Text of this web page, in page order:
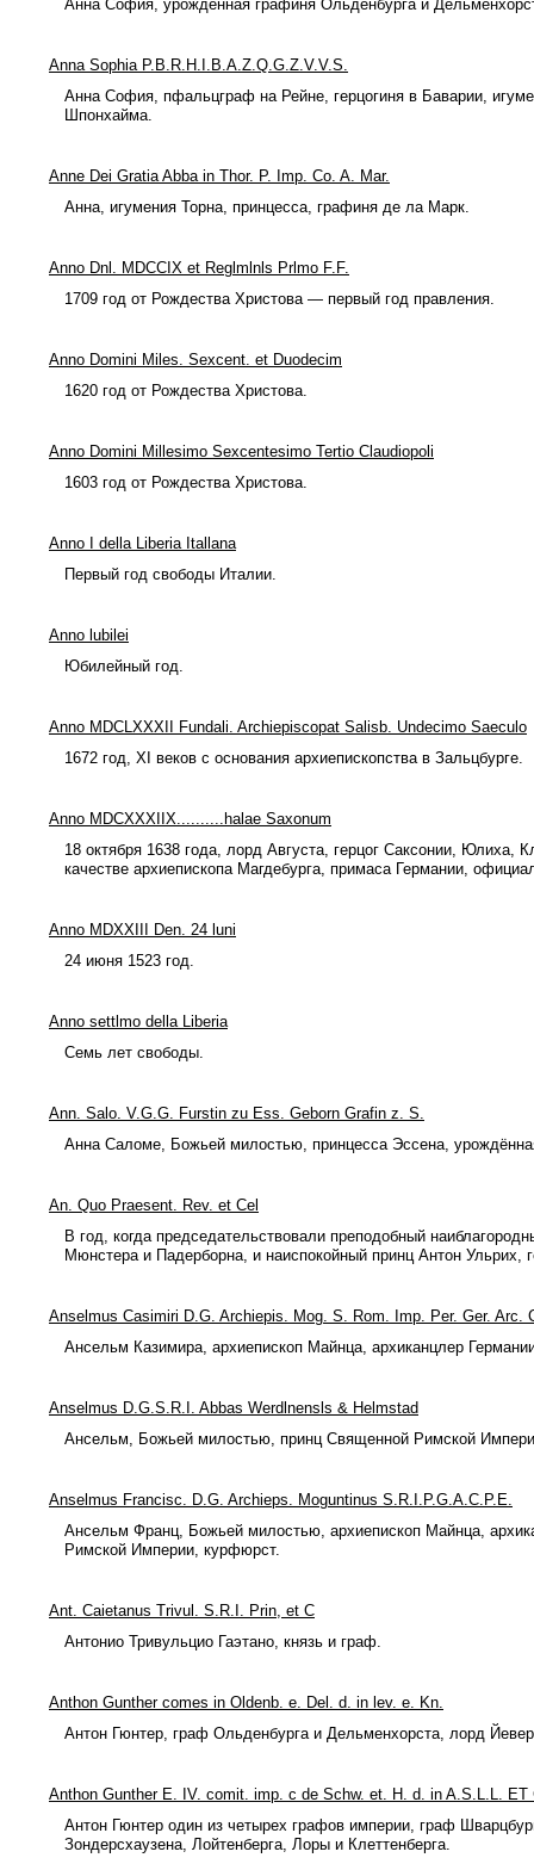
Анна София, урожденная графиня Ольденбурга и
Anna Sophia P.B.R.H.I.B.A.Z.Q.G.Z.V.V.S.
Анна София, пфальцграф на Рейне, герцогиня в Баварии,
Шпонхайма.
Anne Dei Gratia Abba in Thor. P. Imp. Co. A. Mar.
Анна, игумения Торна, принцесса, графиня де ла Марк.
Anno Dnl. MDCCIX et Reglmlnls Prlmo F.F.
1709 год от Рождества Христова — первый год правления.
Anno Domini Miles. Sexcent. et Duodecim
1620 год от Рождества Христова.
Anno Domini Millesimo Sexcentesimo Tertio Claudiopoli
1603 год от Рождества Христова.
Anno I della Liberia Itallana
Первый год свободы Италии.
Anno lubilei
Юбилейный год.
Anno MDCLXXXII Fundali. Archiepiscopat Salisb. Undecimo Saeculo
1672 год, XI веков с основания архиепископства в Зальцбурге.
Anno MDCXXXIIX..........halae Saxonum
18 октября 1638 года, лорд Августа, герцог Саксонии, Юлиха,
качестве архиепископа Магдебурга, примаса Германии,
Anno MDXXIII Den. 24 luni
24 июня 1523 год.
Anno settlmo della Liberia
Семь лет свободы.
Ann. Salo. V.G.G. Furstin zu Ess. Geborn Grafin z. S.
Анна Саломе, Божьей милостью, принцесса Эссена,
An. Quo Praesent. Rev. et Cel
В год, когда председательствовали преподобный
Мюнстера и Падерборна, и наиспокойный принц Антон Ульрих,
Anselmus Casimiri D.G. Archiepis. Mog. S. Rom. Imp. Per. Ger. Arc.
Ансельм Казимира, архиепископ Майнца, архиканцлер
Anselmus D.G.S.R.I. Abbas Werdlnensls & Helmstad
Ансельм, Божьей милостью, принц Священной Римской
Anselmus Francisc. D.G. Archieps. Moguntinus S.R.I.P.G.A.C.P.E.
Ансельм Франц, Божьей милостью, архиепископ Майнца,
Римской Империи, курфюрст.
Ant. Caietanus Trivul. S.R.I. Prin, et С
Антонио Тривульцио Гаэтано, князь и граф.
Anthon Gunther comes in Oldenb. e. Del. d. in lev. e. Kn.
Антон Гюнтер, граф Ольденбурга и Дельменхорста, лорд
Anthon Gunther E. IV. comit. imp. c de Schw. et. H. d. in A.S.L.L. ET
Антон Гюнтер один из четырех графов империи, граф
Зондерсхаузена, Лойтенберга, Лоры и Клеттенберга.